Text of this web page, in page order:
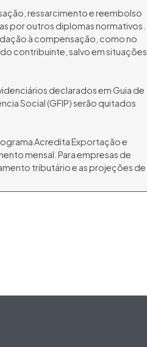
ressarcimento e reembolso
por outros diplomas normativos.
à compensação, como no
contribuinte, salvo em situações
declarados em Guia de
Social (GFIP) serão quitados
Acredita Exportação e
mensal. Para empresas de
tributário e as projeções de